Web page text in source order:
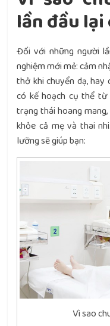
lần đầu
Đối với những người
nghiệm mới mẻ: cảm
thở khi chuyển dạ, hay
có kế hoạch cụ thể
trạng thái hoang
khỏe cả mẹ và thai
lưỡng sẽ giúp bạn:
Vì sao